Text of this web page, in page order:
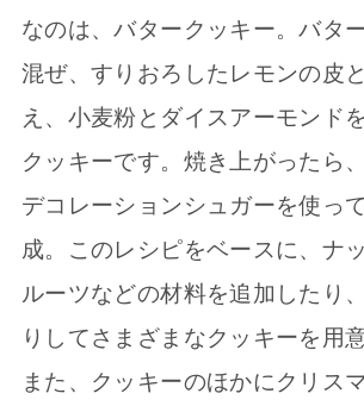
なのは、バタークッキー。バタ
混ぜ、すりおろしたレモンの皮
え、小麦粉とダイスアーモンド
クッキーです。焼き上がったら
デコレーションシュガーを使っ
成。このレシピをベースに、ナ
ルーツなどの材料を追加したり
りしてさまざまなクッキーを用
また、クッキーのほかにクリス